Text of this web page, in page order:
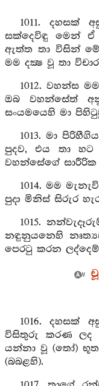
1011. දහසක්
සක්දෙවිඳු මෙන්
ඇත්ත තා විසින්
මම දක්‍ෂ වූ තා
1012. වහන්ස
ඔබ වහන්සේත්
සංයමයෙහි මා
1013. මා
පුදව, එය තා
වහන්සේගේ
1014. මම
පුදා මිනිස් සිරුර
1015.
නඳුනුයනෙහි
පෙරටු කරන
1016.
විසිතුරු කරණ ලද
යන්නා වූ (තෝ)
(බබළහි).